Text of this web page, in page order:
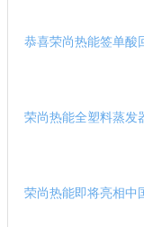
恭喜荣尚热能签单酸
荣尚热能全塑料蒸发
荣尚热能即将亮相中